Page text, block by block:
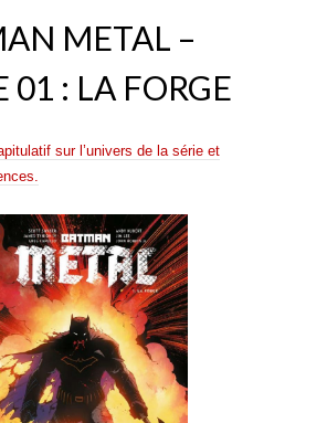
METAL –
01 : LA FORGE
sur l’univers de la série et